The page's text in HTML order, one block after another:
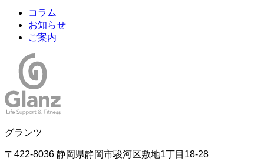
コラム
お知らせ
ご案内
グランツ
〒422-8036 静岡県静岡市駿河区敷地1丁目18-28